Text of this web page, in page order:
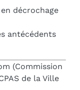
décrochage
antécédents
(Commission
de la Ville